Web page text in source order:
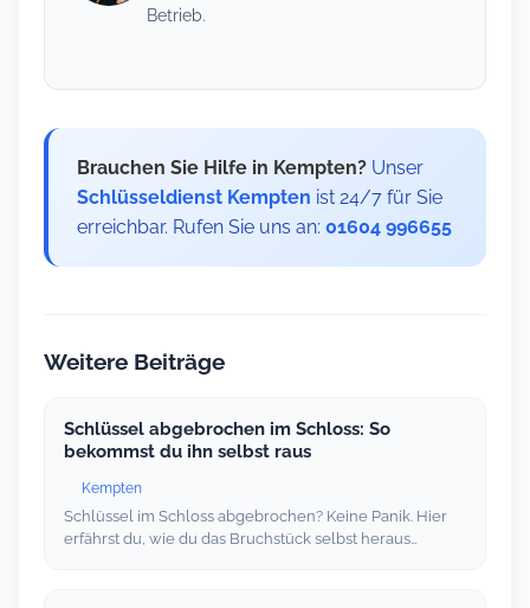
Betrieb.
Brauchen Sie Hilfe in Kempten?Unser
Schlüsseldienst Kempten ist 24/7 für Sie
erreichbar. Rufen Sie uns an: 01604 996655
Weitere Beiträge
Schlüssel abgebrochen im Schloss: So
bekommst du ihn selbst raus
Kempten
Schlüssel im Schloss abgebrochen? Keine Panik. Hier
erfährst du, wie du das Bruchstück selbst heraus…